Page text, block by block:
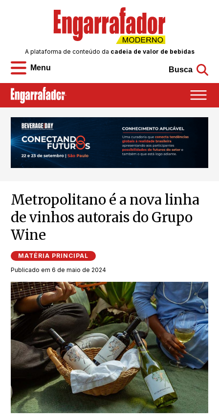
Menu
A plataforma de conteúdo da cadeia de valor de bebidas
Busca
Metropolitano é a nova linha
de vinhos autorais do Grupo
Wine
MATÉRIA PRINCIPAL
Publicado em 6 de maio de 2024